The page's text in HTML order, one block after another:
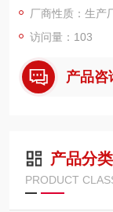
厂商性质：生产
访问量：103
产品咨
产品分类
PRODUCT